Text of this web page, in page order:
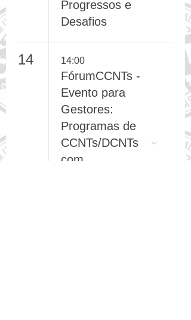
Atual,
Progressos e
Desafios
14:00
FórumCCNTs -
Evento para
Gestores:
Programas de
CCNTs/DCNTs